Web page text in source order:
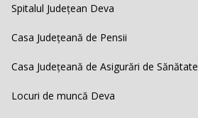
Spitalul Județean Deva
Casa Județeană de Pensii
Casa Județeană de Asigurări de Sănătate
Locuri de muncă Deva